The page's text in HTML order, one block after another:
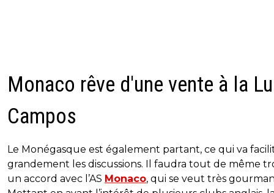
Monaco rêve d'une vente à la
Campos
Le Monégasque est également partant, ce qui va
grandement les discussions. Il faudra tout de même
un accord avec l’AS Monaco, qui se veut très